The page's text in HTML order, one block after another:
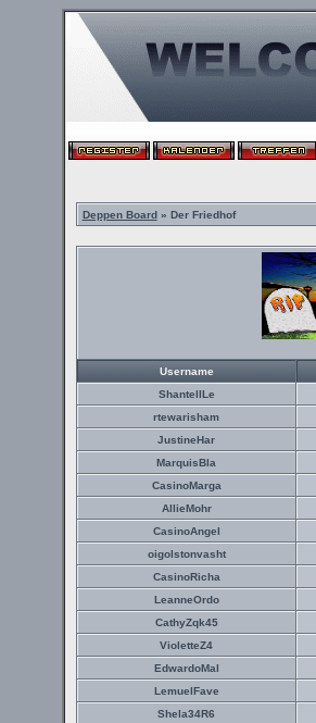
Deppen Board» Der Friedhof
Username
ShantellLe
rtewarisham
JustineHar
MarquisBla
CasinoMarga
AllieMohr
CasinoAngel
oigolstonvasht
CasinoRicha
LeanneOrdo
CathyZqk45
VioletteZ4
EdwardoMal
LemuelFave
Shela34R6